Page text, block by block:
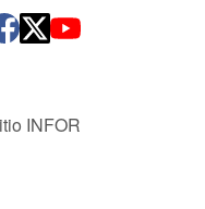
INFOR